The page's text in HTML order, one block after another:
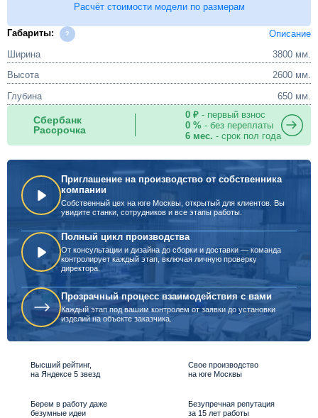
Расчёт стоимости модели по размерам
Габариты:
Описание
Ширина
3800 мм.
Высота
2600 мм.
Глубина
650 мм.
Сбербанк
Рассрочка
0 ₽- первый взнос
0 %- без переплаты
6 мес. - срок пол года
Приглашение на производство от собственника
компании
Собственный цех на юге Москвы, открытый для клиентов. Вы
увидите станки, сотрудников и все этапы работы.
Полный цикл производства
От консультации и дизайна до сборки и доставки — команда
контролирует каждый этап, включая личную проверку
директора.
Прозрачный процесс взаимодействия с вами
Каждый этап под вашим контролем от заявки до установки
изделий на объекте заказчика.
Высший рейтинг,
на Яндексе 5 звезд
Свое производство
на юге Москвы
Берем в работу даже
безумные идеи
Безупречная репутация
за 15 лет работы